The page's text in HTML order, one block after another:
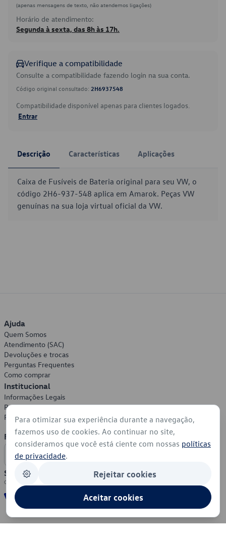
(apenas mensagens de texto, não atendemos ligações)
Horário de atendimento:
Segunda à sexta, das 8h às 17h.
Verifique a compatibilidade
Consulte a compatibilidade fazendo login na sua conta.
Código original consultado: 2H6937548
Compatibilidade disponível apenas para clientes logados.
Entrar
Descrição Características Aplicações
Caixa de Fusíveis de Bateria original para seu VW, o
código 2H6-937-548 aplica em Amarok. Peças VW
genuínas na sua loja virtual oficial da VW.
Ajuda
Quem Somos
Atendimento (SAC)
Devoluções e trocas
Perguntas Frequentes
Como comprar
Institucional
Informações Legais
Política de Privacidade
Política de Cookies
Formas de Pagamento
Segurança
Para otimizar sua experiência durante a navegação,
fazemos uso de cookies. Ao continuar no site,
consideramos que você está ciente com nossas políticas
de privacidade.
Rejeitar cookies
Aceitar cookies